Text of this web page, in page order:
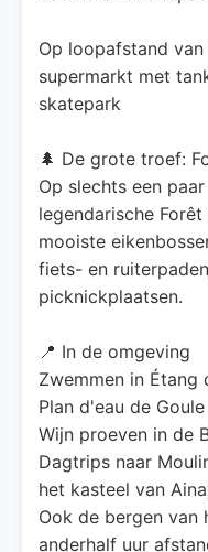
Op loopafstand
supermarkt met
skatepark
🌲 De grote troef:
Op slechts een
legendarische
mooiste
fiets- en
picknickplaatsen.
📍 In de omgeving
Zwemmen in Étang
Plan d'eau de Goule
Wijn proeven in de
Dagtrips naar
het kasteel van
Ook de bergen van
anderhalf uur